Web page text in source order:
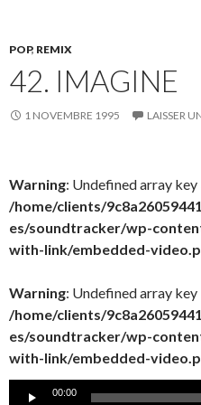
POP, REMIX
42. IMAGINE
1 NOVEMBRE 1995 LAISSER
Warning: Undefined array key
/home/clients/
es/soundtracker/wp-
with-link/embedded-
Warning: Undefined array key
/home/clients/
es/soundtracker/wp-
with-link/embedded-
Lecteur00:00